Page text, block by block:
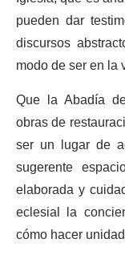
pueden dar
discursos
modo de ser en la
Que la Abadía
obras de
ser un lugar de
sugerente
elaborada y
eclesial la
cómo hacer